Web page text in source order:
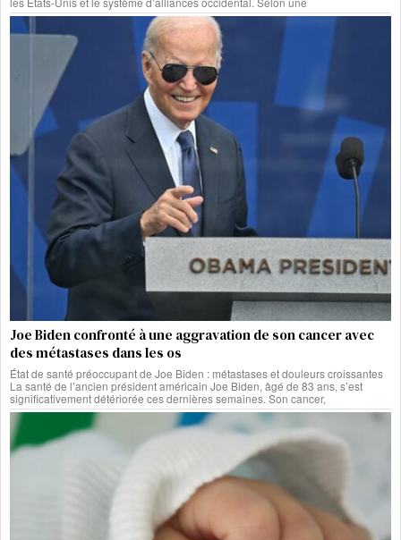
Joe Biden confronté à une aggravation de son cancer avec
des métastases dans les os
État de santé préoccupant de Joe Biden : métastases et douleurs croissantes
La santé de l’ancien président américain Joe Biden, âgé de 83 ans, s’est
significativement détériorée ces dernières semaines. Son cancer,